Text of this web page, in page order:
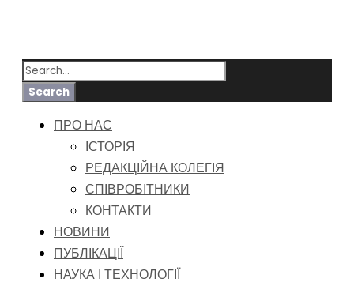
ПРО НАС
ІСТОРІЯ
РЕДАКЦІЙНА КОЛЕГІЯ
СПІВРОБІТНИКИ
КОНТАКТИ
НОВИНИ
ПУБЛІКАЦІЇ
НАУКА І ТЕХНОЛОГІЇ